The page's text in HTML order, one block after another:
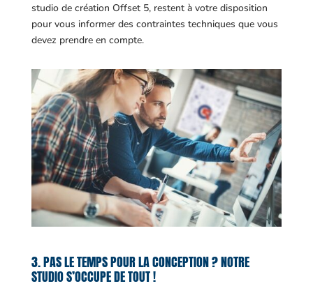
studio de création Offset 5, restent à votre disposition
pour vous informer des contraintes techniques que vous
devez prendre en compte.
3. PAS LE TEMPS POUR LA CONCEPTION ? NOTRE
STUDIO S’OCCUPE DE TOUT !